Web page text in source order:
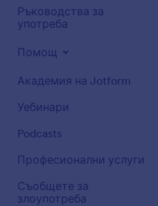
Ръководства за
употреба
Помощ
Академия на Jotform
Уебинари
Podcasts
Професионални услуги
Съобщете за
злоупотреба